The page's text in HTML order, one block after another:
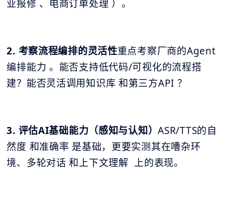
业报修 、电商订单处理 ）。
2. 考察流程编排的灵活性重点考察厂商的Agent
编排能力 。能否支持低代码/可视化的流程搭
建？能否灵活调用知识库 和第三方API ？
3. 评估AI基础能力（感知与认知）ASR/TTS的自
然度 和准确率 是基础，更要实测其在嘈杂环
境、多轮对话 和上下文理解 上的表现。